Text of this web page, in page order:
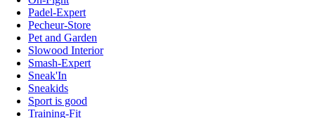
Padel-Expert
Pecheur-Store
Pet and Garden
Slowood Interior
Smash-Expert
Sneak'In
Sneakids
Sport is good
Training-Fit